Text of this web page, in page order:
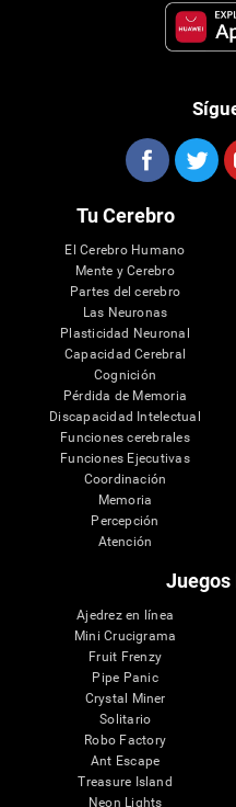
Tu Cerebro
El Cerebro Humano
Mente y Cerebro
Partes del cerebro
Las Neuronas
Plasticidad Neuronal
Capacidad Cerebral
Cognición
Pérdida de Memoria
Discapacidad Intelectual
Funciones cerebrales
Funciones Ejecutivas
Coordinación
Memoria
Percepción
Atención
Ajedrez en línea
Mini Crucigrama
Fruit Frenzy
Pipe Panic
Crystal Miner
Solitario
Robo Factory
Ant Escape
Treasure Island
Neon Lights